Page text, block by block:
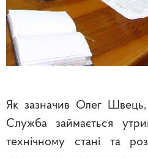
Як зазначив Олег
Служба займається
технічному стані та